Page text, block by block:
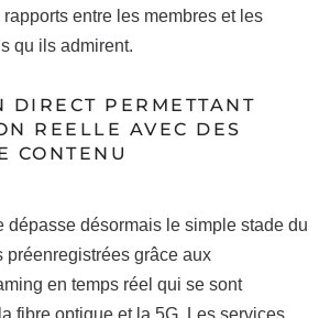
entre les membres et les
qu ils admirent.
DIRECT PERMETTANT
REELLE AVEC DES
CONTENU
dépasse désormais le simple stade du
grâce aux
en temps réel qui se sont
fibre optique et la 5G. Les services